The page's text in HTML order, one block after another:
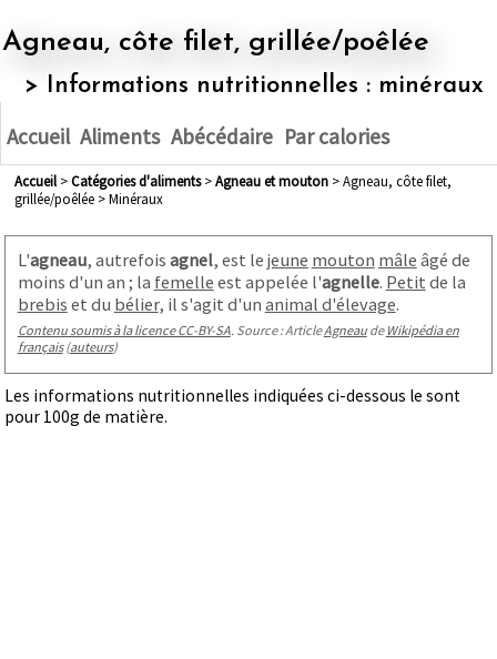
Agneau, côte filet, grillée/poêlée
> Informations nutritionnelles : minéraux
Accueil Aliments Abécédaire Par calories
Accueil> Catégories d'aliments> agneau et mouton> Agneau, côte filet,
grillée/poêlée > Minéraux
L'agneau, autrefois agnel, est le jeune mouton mâle âgé de
moins d'un an ; la femelle est appelée l'agnelle. Petit de la
brebis et du bélier, il s'agit d'un animal d'élevage.
Contenu soumis à la licence CC-BY-SA. Source : ArticleAgneaude Wikipédia en
français(auteurs)
Les informations nutritionnelles indiquées ci-dessous le sont
pour 100g de matière.